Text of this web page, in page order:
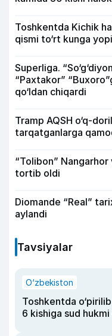
Toshkentda Kichik
qismi to‘rt kunga
Superliga.
“Paxtakor”
qo‘ldan chiqardi
Tramp AQSH o‘q-
tarqatganlarga
“Tolibon”
tortib oldi
Diomande “Real”
aylandi
Tavsiyalar
O‘zbekiston
Toshkentda
6 kishiga sud hukmi